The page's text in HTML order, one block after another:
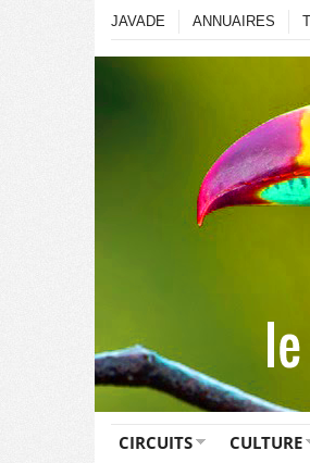
JAVADE ANNUAIRES
CIRCUITS CULTURE